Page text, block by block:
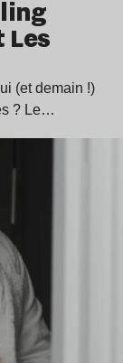
(et demain !)
? Le…